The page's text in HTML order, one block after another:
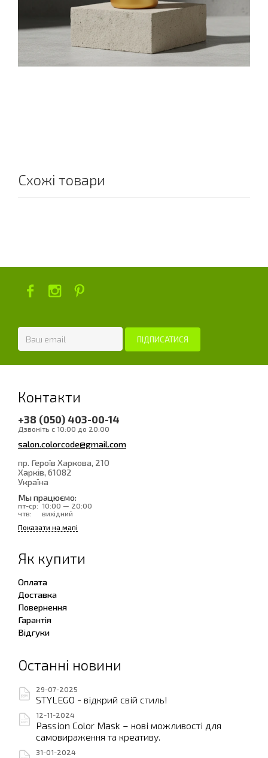
Схожі товари
Контакти
+38 (050) 403-00-14
Дзвоніть с 10:00 до 20:00
salon.colorcode@gmail.com
пр. Героїв Харкова, 210
Харків, 61082
Україна
Мы працюємо:
пт-ср: 10:00 — 20:00
чтв:
вихідний
Показати на мапі
Як купити
Оплата
Доставка
Повернення
Гарантія
Відгуки
Останні новини
29-07-2025
STYLEGO - відкрий свій стиль!
12-11-2024
Passion Color Mask – нові можливості для
самовираження та креативу.
31-01-2024